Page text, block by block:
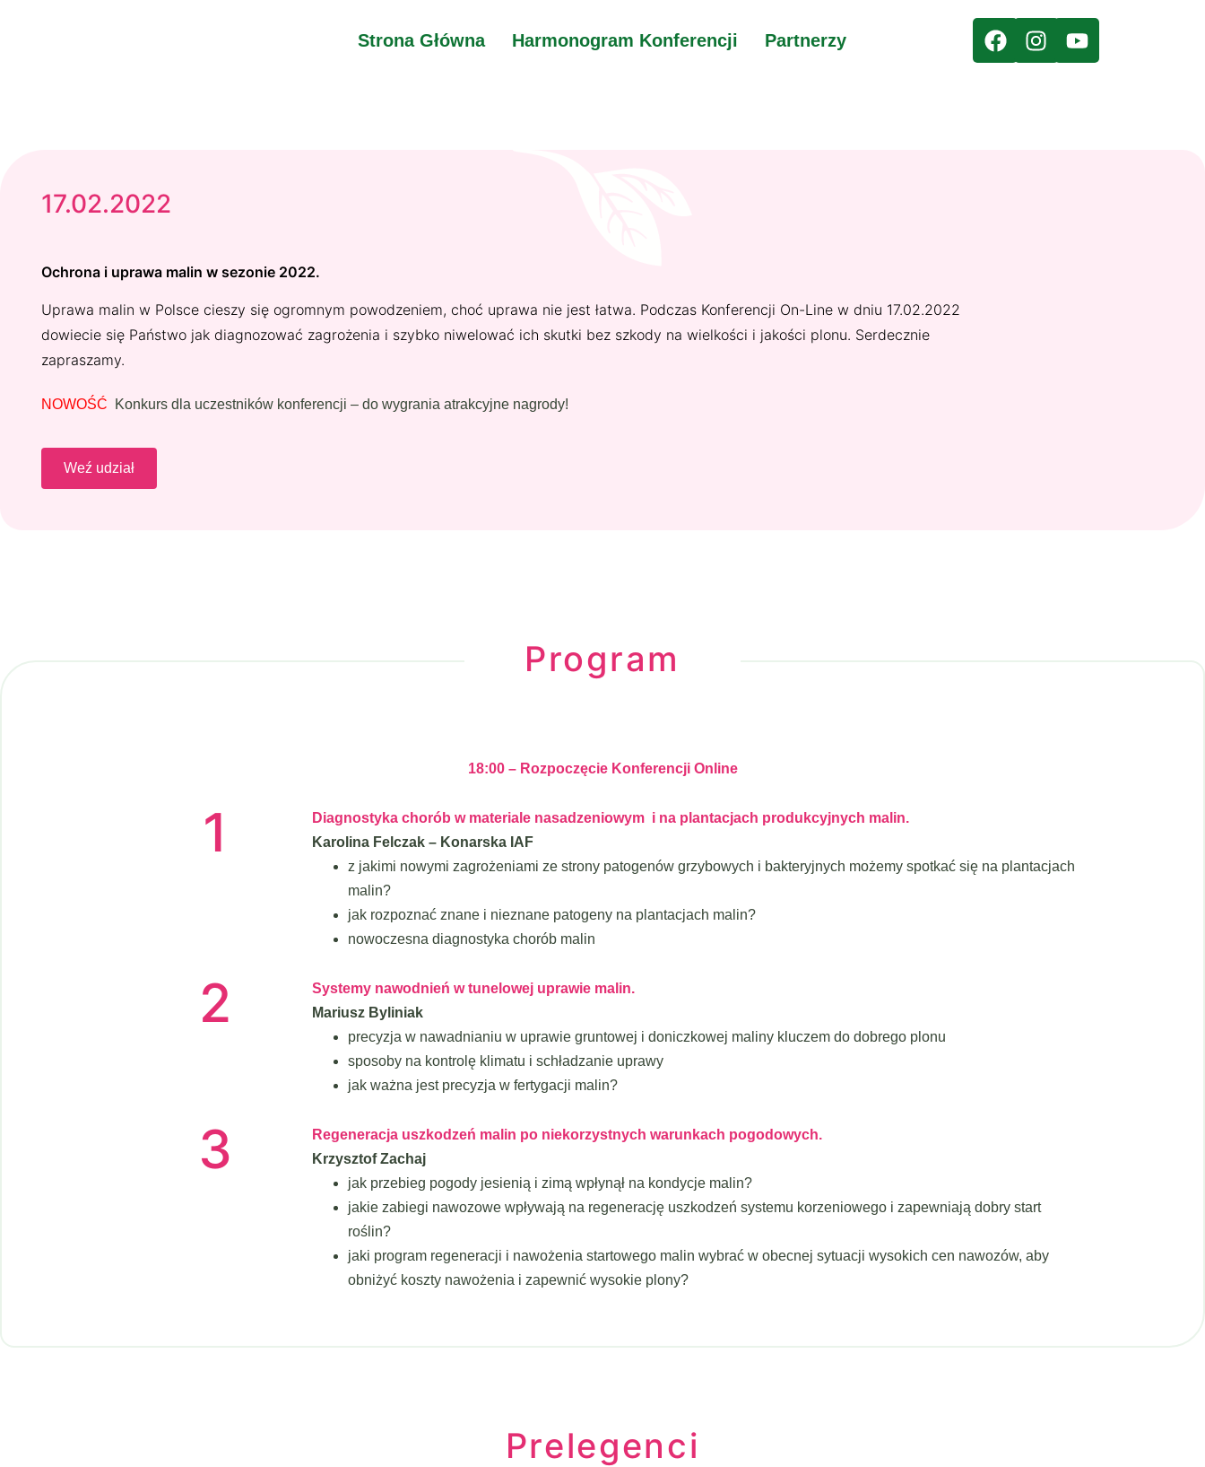
Strona Główna Harmonogram Konferencji Partnerzy
17.02.2022
Ochrona i uprawa malin w sezonie 2022.
Uprawa malin w Polsce cieszy się ogromnym powodzeniem, choć uprawa nie jest łatwa. Podczas Konferencji On-Line w dniu 17.02.2022
dowiecie się Państwo jak diagnozować zagrożenia i szybko niwelować ich skutki bez szkody na wielkości i jakości plonu. Serdecznie
zapraszamy.
NOWOŚĆ Konkurs dla uczestników konferencji – do wygrania atrakcyjne nagrody!
Weź udział
Program
18:00 – Rozpoczęcie Konferencji Online
1
Diagnostyka chorób w materiale nasadzeniowym i na plantacjach produkcyjnych malin.
Karolina Felczak – Konarska IAF
z jakimi nowymi zagrożeniami ze strony patogenów grzybowych i bakteryjnych możemy spotkać się na plantacjach
malin?
jak rozpoznać znane i nieznane patogeny na plantacjach malin?
nowoczesna diagnostyka chorób malin
2
Systemy nawodnień w tunelowej uprawie malin.
Mariusz Byliniak
precyzja w nawadnianiu w uprawie gruntowej i doniczkowej maliny kluczem do dobrego plonu
sposoby na kontrolę klimatu i schładzanie uprawy
jak ważna jest precyzja w fertygacji malin?
3
Regeneracja uszkodzeń malin po niekorzystnych warunkach pogodowych.
Krzysztof Zachaj
jak przebieg pogody jesienią i zimą wpłynął na kondycje malin?
jakie zabiegi nawozowe wpływają na regenerację uszkodzeń systemu korzeniowego i zapewniają dobry start
roślin?
jaki program regeneracji i nawożenia startowego malin wybrać w obecnej sytuacji wysokich cen nawozów, aby
obniżyć koszty nawożenia i zapewnić wysokie plony?
Prelegenci